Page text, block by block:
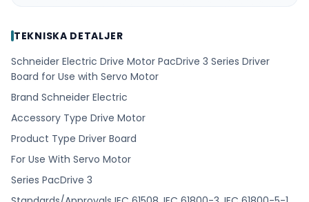
TEKNISKA DETALJER
Schneider Electric Drive Motor PacDrive 3 Series Driver
Board for Use with Servo Motor
Brand Schneider Electric
Accessory Type Drive Motor
Product Type Driver Board
For Use With Servo Motor
Series PacDrive 3